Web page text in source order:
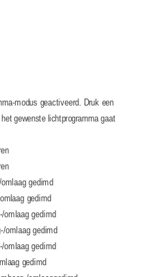
modus geactiveerd. Druk een
gewenste lichtprogramma gaat
gedimd
gedimd
omlaag gedimd
omlaag gedimd
omlaag gedimd
gedimd